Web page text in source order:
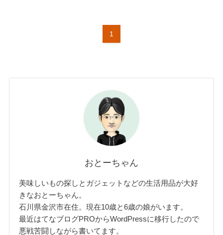
1
おとーちゃん
美味しいもの探しとガジェットなどの生活用品が大好
きなおとーちゃん。
石川県金沢市在住。現在10歳と6歳の娘がいます。
最近はてなブログPROからWordPressに移行したので
悪戦苦闘しながら書いてます。